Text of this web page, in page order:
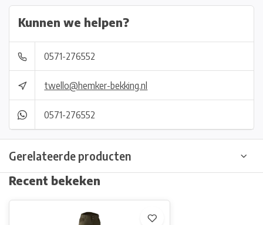
Kunnen we helpen?
0571-276552
twello@hemker-bekking.nl
0571-276552
Gerelateerde producten
Recent bekeken